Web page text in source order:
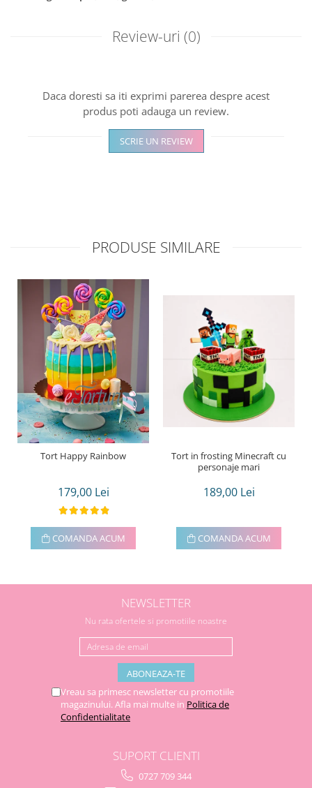
Review-uri (0)
Daca doresti sa iti exprimi parerea despre acest
produs poti adauga un review.
SCRIE UN REVIEW
PRODUSE SIMILARE
Tort Happy Rainbow
179,00 Lei
COMANDA ACUM
Tort in frosting Minecraft cu
personaje mari
189,00 Lei
COMANDA ACUM
NEWSLETTER
Nu rata ofertele si promotiile noastre
Vreau sa primesc newsletter cu promotiile
magazinului. Afla mai multe in Politica de
Confidentialitate
SUPORT CLIENTI
0727 709 344